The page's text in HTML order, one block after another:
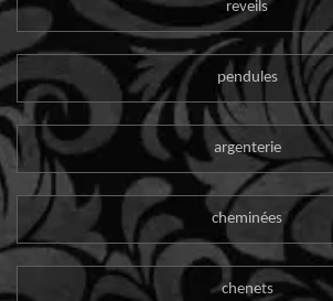
reveils
pendules
argenterie
cheminées
chenets